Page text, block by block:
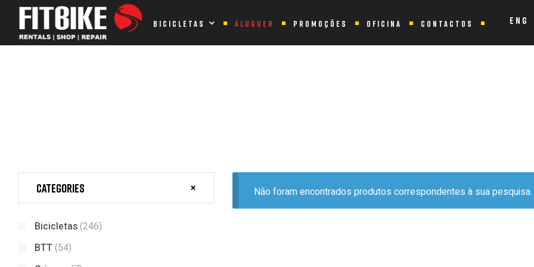
BICICLETAS ALUGUER PROMOÇÕES OFICINA CONTACTOS ENG
Home Page Produtos etiquetados com “ASTRO CRIANÇA 16”
Não foram encontrados produtos correspondentes à sua pesquisa.
Categories
Bicicletas(246)
BTT(54)